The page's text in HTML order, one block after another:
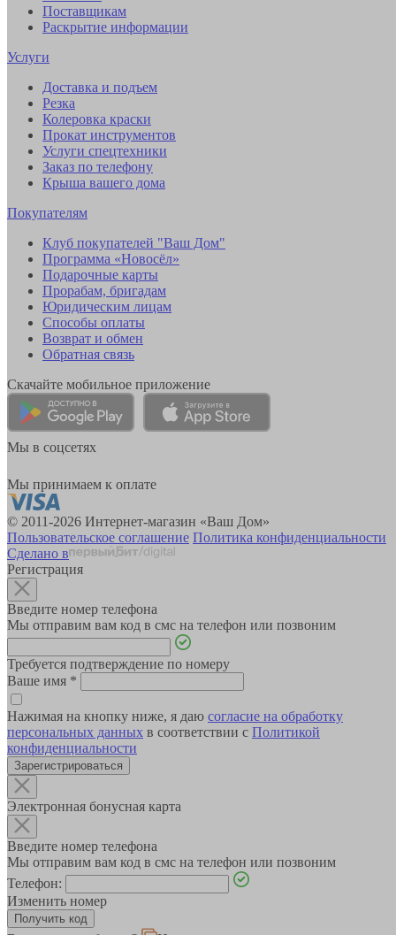
Поставщикам
Раскрытие информации
Услуги
Доставка и подъем
Резка
Колеровка краски
Прокат инструментов
Услуги спецтехники
Заказ по телефону
Крыша вашего дома
Покупателям
Клуб покупателей "Ваш Дом"
Программа «Новосёл»
Подарочные карты
Прорабам, бригадам
Юридическим лицам
Способы оплаты
Возврат и обмен
Обратная связь
Скачайте мобильное приложение
Мы в соцсетях
Мы принимаем к оплате
© 2011-2026 Интернет-магазин «Ваш Дом»
Пользовательское соглашение Политика конфиденциальности
Сделано в
Регистрация
Введите номер телефона
Мы отправим вам код в смс на телефон или позвоним
Требуется подтверждение по номеру
Ваше имя *
Нажимая на кнопку ниже, я даю согласие на обработку
персональных данных в соответствии с Политикой
конфиденциальности
Зарегистрироваться
Электронная бонусная карта
Введите номер телефона
Мы отправим вам код в смс на телефон или позвоним
Телефон:
Изменить номер